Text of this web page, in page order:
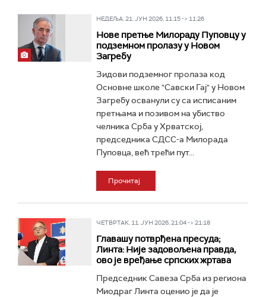
НЕДЕЉА, 21. ЈУН 2026, 11:15 -> 11:26
Нове претње Милораду Пуповцу у
подземном пролазу у Новом
Загребу
Зидови подземног пролаза код
Основне школе "Савски Гај" у Новом
Загребу осванули су са исписаним
претњама и позивом на убиство
челника Срба у Хрватској,
председника СДСС-а Милорада
Пуповца, већ трећи пут...
Прочитај
ЧЕТВРТАК, 11. ЈУН 2026, 21:04 -> 21:18
Главашу потврђена пресуда;
Линта: Није задовољена правда,
ово је вређање српских жртава
Председник Савеза Срба из региона
Миодраг Линта оценио је да је